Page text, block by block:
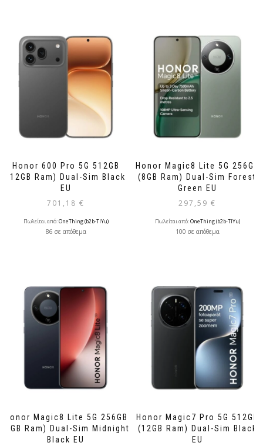
Honor 600 Pro 5G 512GB
(12GB Ram) Dual-Sim Black
EU
701,18 €
Πωλείται από:OneThing (b2b-TlYu)
86 σε απόθεμα
Honor Magic8 Lite 5G 256GB
(8GB Ram) Dual-Sim Forest
Green EU
297,59 €
Πωλείται από:OneThing (b2b-TlYu)
100 σε απόθεμα
Honor Magic8 Lite 5G 256GB
(8GB Ram) Dual-Sim Midnight
Black EU
Honor Magic7 Pro 5G 512GB
(12GB Ram) Dual-Sim Black
EU